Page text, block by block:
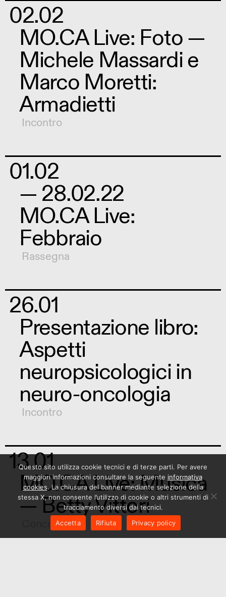
02.02
MO.CA Live: Foto —
Michele Massardi e
Marco Moretti:
Armadietti
Incontro
01.02
— 28.02.22
MO.CA Live:
Febbraio
Rassegna
26.01
Presentazione libro:
Aspetti
neuropsicologici in
neuro-oncologia
Incontro
13.01
MO.CA Live: Musica
— Betty Vittori
Concerto
Questo sito utilizza cookie tecnici e di terze parti. Per avere
maggiori informazioni consultare la seguente informativa
cookies. La chiusura del banner mediante selezione della
stessa X, non consente l’utilizzo di cookie o altri strumenti di
tracciamento diversi dai tecnici.
Accetta
Rifiuta Privacy policy